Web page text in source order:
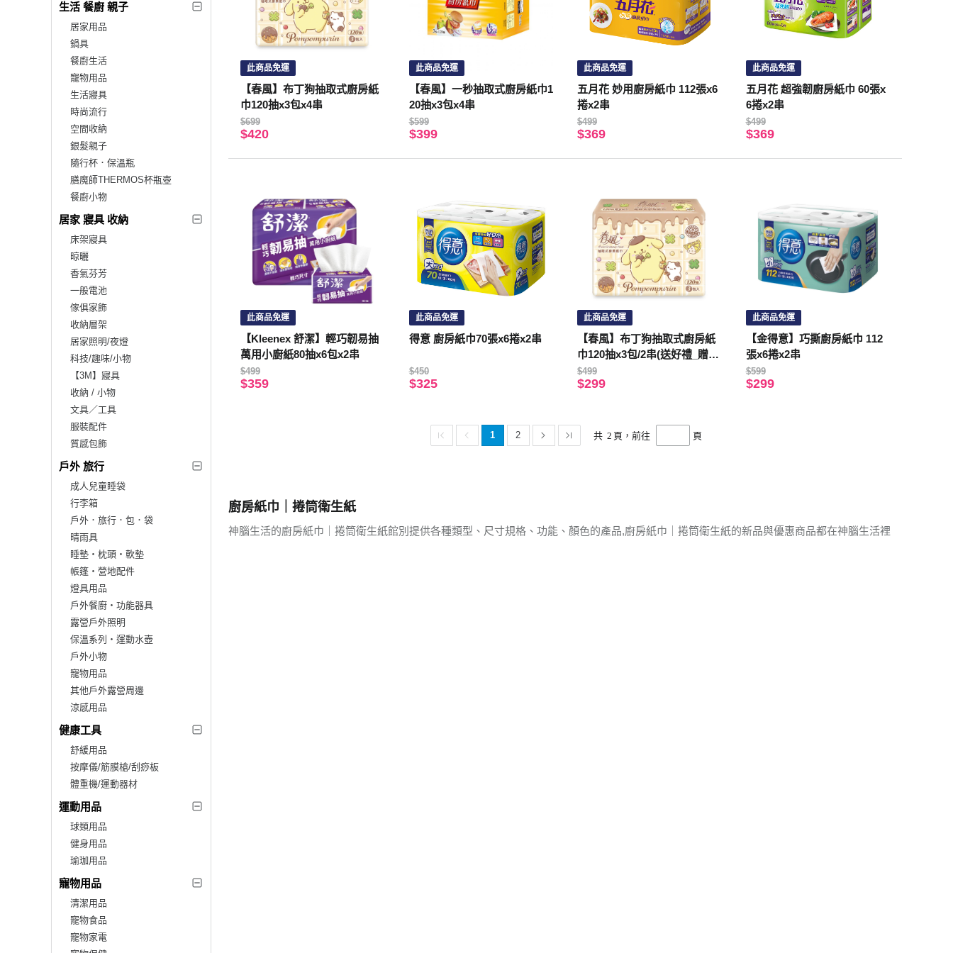
生活 餐廚 親子
居家用品
鍋具
餐廚生活
寵物用品
生活寢具
時尚流行
空間收納
銀髮親子
隨行杯．保溫瓶
膳魔師THERMOS杯瓶壺
餐廚小物
居家 寢具 收納
床架寢具
晾曬
香氣芬芳
一般電池
傢俱家飾
收納層架
居家照明/夜燈
科技/趣味/小物
【3M】寢具
收納 / 小物
文具／工具
服裝配件
質感包飾
戶外 旅行
成人兒童睡袋
行李箱
戶外．旅行．包．袋
晴雨具
睡墊‧枕頭‧軟墊
帳篷‧營地配件
燈具用品
戶外餐廚‧功能器具
露營戶外照明
保溫系列‧運動水壺
戶外小物
寵物用品
其他戶外露營周邊
涼感用品
健康工具
舒緩用品
按摩儀/筋膜槍/刮痧板
體重機/運動器材
運動用品
球類用品
健身用品
瑜珈用品
寵物用品
清潔用品
寵物食品
寵物家電
此商品免運
【春風】布丁狗抽取式廚房紙
巾120抽x3包x4串
$699
$420
此商品免運
【春風】一秒抽取式廚房紙巾1
20抽x3包x4串
$599
$399
此商品免運
五月花 妙用廚房紙巾 112張x6
捲x2串
$499
$369
此商品免運
五月花 超強韌廚房紙巾 60張x
6捲x2串
$499
$369
此商品免運
【Kleenex 舒潔】輕巧韌易抽
萬用小廚紙80抽x6包x2串
$499
$359
此商品免運
得意 廚房紙巾70張x6捲x2串
$450
$325
此商品免運
【春風】布丁狗抽取式廚房紙
巾120抽x3包/2串(送好禮_贈品
隨機出貨)
$499
$299
此商品免運
【金得意】巧撕廚房紙巾 112
張x6捲x2串
$599
$299
1 2 共 2 頁，前往 頁
廚房紙巾｜捲筒衛生紙
神腦生活的廚房紙巾｜捲筒衛生紙館別提供各種類型、尺寸規格、功能、顏色的產品,廚房紙巾｜捲筒衛生紙的新品與優惠商品都在神腦生活裡